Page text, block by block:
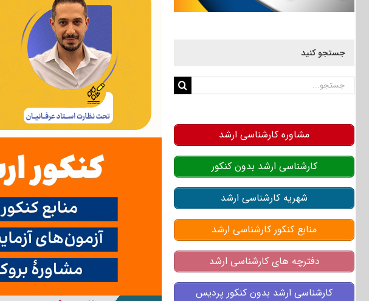
جستجو کنید
جستجو
مشاوره کارشناسی ارشد
کارشناسی ارشد بدون کنکور
شهریه کارشناسی ارشد
منابع کنکور کارشناسی ارشد
دفترچه های کارشناسی ارشد
کارشناسی ارشد بدون کنکور پردیس